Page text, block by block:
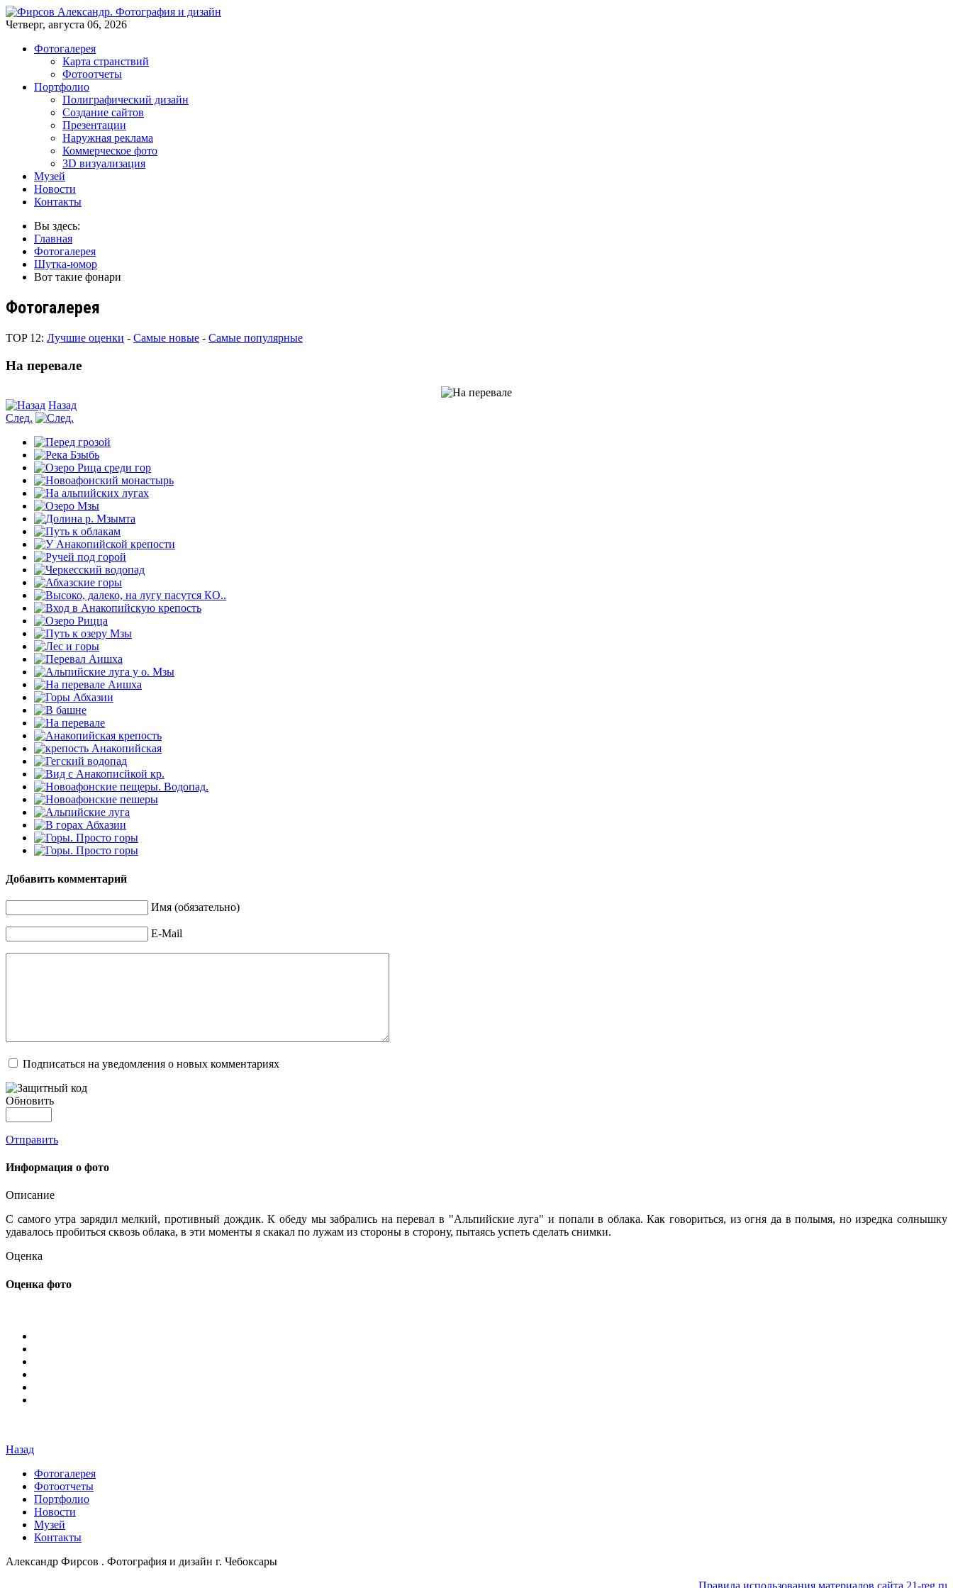
Четверг, августа 06, 2026
Фотогалерея
Карта странствий
Фотоотчеты
Портфолио
Полиграфический дизайн
Создание сайтов
Презентации
Наружная реклама
Коммерческое фото
3D визуализация
Музей
Новости
Контакты
Вы здесь:
Главная
Фотогалерея
Шутка-юмор
Вот такие фонари
Фотогалерея
TOP 12: Лучшие оценки - Самые новые - Самые популярные
На перевале
Назад
След.
Добавить комментарий
Имя (обязательно)
E-Mail
Подписаться на уведомления о новых комментариях
Обновить
Отправить
Информация о фото
Описание
С самого утра зарядил мелкий, противный дождик. К обеду мы забрались на перевал в "Альпийские луга" и попали в облака. Как говориться, из огня да в полымя, но изредка солнышку
удавалось пробиться сквозь облака, в эти моменты я скакал по лужам из стороны в сторону, пытаясь успеть сделать снимки.
Оценка
Оценка фото
Назад
Фотогалерея
Фотоотчеты
Портфолио
Новости
Музей
Контакты
Александр Фирсов . Фотография и дизайн г. Чебоксары
Правила использования материалов сайта 21-reg.ru